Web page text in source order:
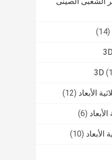
(14)
الأبعاد (12)
(6)
(10)